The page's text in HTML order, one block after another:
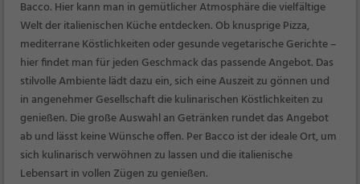
Bacco. Hier kann man in gemütlicher Atmosphäre die vielfältige
Welt der italienischen Küche entdecken. Ob knusprige Pizza,
mediterrane Köstlichkeiten oder gesunde vegetarische Gerichte –
hier findet man für jeden Geschmack das passende Angebot. Das
stilvolle Ambiente lädt dazu ein, sich eine Auszeit zu gönnen und
in angenehmer Gesellschaft die kulinarischen Köstlichkeiten zu
genießen. Die große Auswahl an Getränken rundet das Angebot
ab und lässt keine Wünsche offen. Per Bacco ist der ideale Ort, um
sich kulinarisch verwöhnen zu lassen und die italienische
Lebensart in vollen Zügen zu genießen.